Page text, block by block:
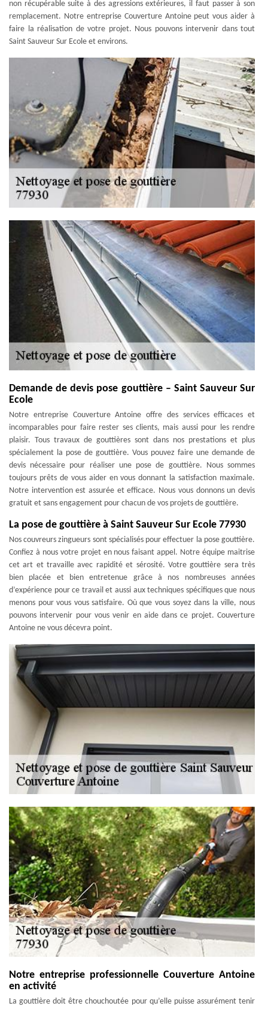
non récupérable suite à des agressions extérieures, il faut passer à son
remplacement. Notre entreprise Couverture Antoine peut vous aider à
faire la réalisation de votre projet. Nous pouvons intervenir dans tout
Saint Sauveur Sur Ecole et environs.
Demande de devis pose gouttière – Saint Sauveur Sur
Ecole
Notre entreprise Couverture Antoine offre des services efficaces et
incomparables pour faire rester ses clients, mais aussi pour les rendre
plaisir. Tous travaux de gouttières sont dans nos prestations et plus
spécialement la pose de gouttière. Vous pouvez faire une demande de
devis nécessaire pour réaliser une pose de gouttière. Nous sommes
toujours prêts de vous aider en vous donnant la satisfaction maximale.
Notre intervention est assurée et efficace. Nous vous donnons un devis
gratuit et sans engagement pour chacun de vos projets de gouttière.
La pose de gouttière à Saint Sauveur Sur Ecole 77930
Nos couvreurs zingueurs sont spécialisés pour effectuer la pose gouttière.
Confiez à nous votre projet en nous faisant appel. Notre équipe maitrise
cet art et travaille avec rapidité et sérosité. Votre gouttière sera très
bien placée et bien entretenue grâce à nos nombreuses années
d’expérience pour ce travail et aussi aux techniques spécifiques que nous
menons pour vous vous satisfaire. Où que vous soyez dans la ville, nous
pouvons intervenir pour vous venir en aide dans ce projet. Couverture
Antoine ne vous décevra point.
Notre entreprise professionnelle Couverture Antoine
en activité
La gouttière doit être chouchoutée pour qu’elle puisse assurément tenir